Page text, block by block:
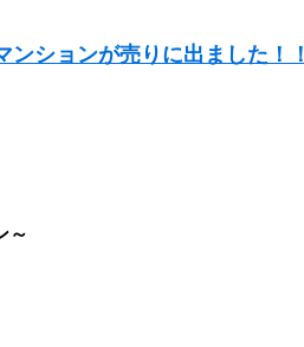
ションが売りに出ました！！
～